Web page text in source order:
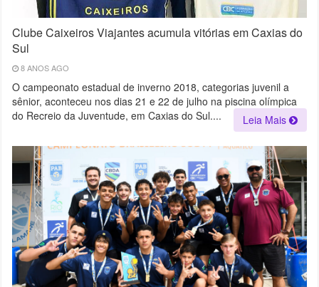
Clube Caixeiros Viajantes acumula vitórias em Caxias do
Sul
8 ANOS AGO
O campeonato estadual de inverno 2018, categorias juvenil a
sênior, aconteceu nos dias 21 e 22 de julho na piscina olímpica
do Recreio da Juventude, em Caxias do Sul....
Leia Mais